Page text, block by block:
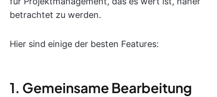
betrachtet zu werden.
Hier sind einige der besten Features:
1. Gemeinsame Bearbeitung